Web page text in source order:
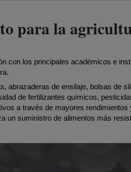
para la
con los principales académicos e
abrazaderas de ensilaje, bolsas de
de fertilizantes químicos,
a través de mayores rendimientos
un suministro de alimentos más